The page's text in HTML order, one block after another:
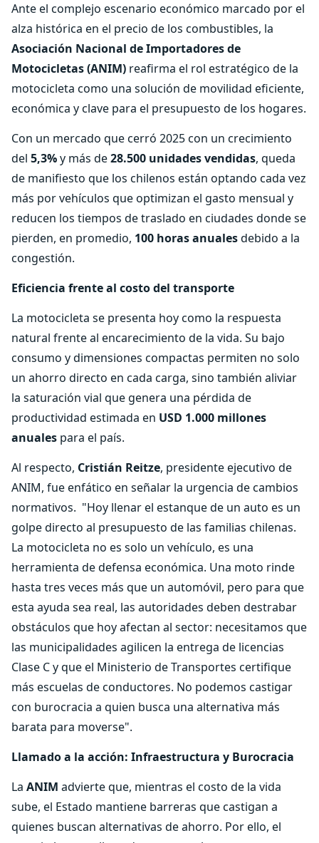
Ante el complejo escenario económico marcado por el
alza histórica en el precio de los combustibles, la
Asociación Nacional de Importadores de
Motocicletas (ANIM) reafirma el rol estratégico de la
motocicleta como una solución de movilidad eficiente,
económica y clave para el presupuesto de los hogares.
Con un mercado que cerró 2025 con un crecimiento
del 5,3%y más de28.500 unidades vendidas, queda
de manifiesto que los chilenos están optando cada vez
más por vehículos que optimizan el gasto mensual y
reducen los tiempos de traslado en ciudades donde se
pierden, en promedio, 100 horas anualesdebido a la
congestión.
Eficiencia frente al costo del transporte
La motocicleta se presenta hoy como la respuesta
natural frente al encarecimiento de la vida. Su bajo
consumo y dimensiones compactas permiten no solo
un ahorro directo en cada carga, sino también aliviar
la saturación vial que genera una pérdida de
productividad estimada en USD 1.000 millones
anuales para el país.
Al respecto, Cristián Reitze, presidente ejecutivo de
ANIM, fue enfático en señalar la urgencia de cambios
normativos. "Hoy llenar el estanque de un auto es un
golpe directo al presupuesto de las familias chilenas.
La motocicleta no es solo un vehículo, es una
herramienta de defensa económica. Una moto rinde
hasta tres veces más que un automóvil, pero para que
esta ayuda sea real, las autoridades deben destrabar
obstáculos que hoy afectan al sector: necesitamos que
las municipalidades agilicen la entrega de licencias
Clase C y que el Ministerio de Transportes certifique
más escuelas de conductores. No podemos castigar
con burocracia a quien busca una alternativa más
barata para moverse".
Llamado a la acción: Infraestructura y Burocracia
La ANIM advierte que, mientras el costo de la vida
sube, el Estado mantiene barreras que castigan a
quienes buscan alternativas de ahorro. Por ello, el